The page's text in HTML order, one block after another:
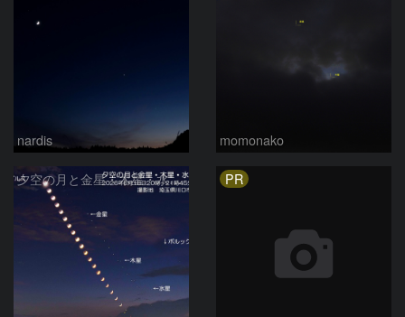
nardis momonako
夕空の月と金星・木星・水星の接近 2026/6/18 PR